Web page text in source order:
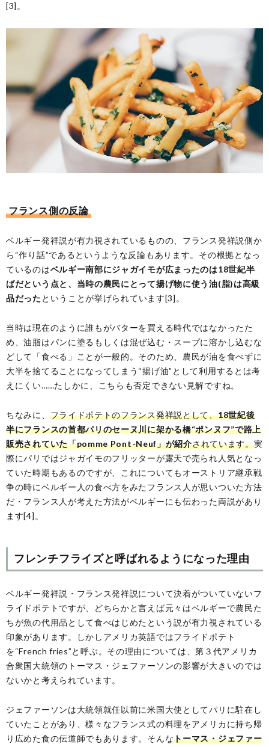
[3]。
フランス側の反論
ベルギー発祥説が有力視されているものの、フランス発祥説側か
ら“作り話”であるというような反論もあります。その根拠となっ
ているのはベルギー南部にジャガイモが広まったのは18世紀半
ばだという点と、当時の農民にとって揚げ物に使う油(脂)は高級
品だった ということが挙げられています[3]。
当時は現在のように誰もがバターを買える時代ではなかったた
め、油脂はパンに塗るもしくは混ぜ込む・スープに溶かし込むな
どして「食べる」ことが一般的。そのため、農民が油を食べずに
大半を捨てることになってしまう“揚げ油”として利用するとは考
えにくい……たしかに、こちらも否定できない見解ですね。
ちなみに、 フライドポテトのフランス発祥説として、18世紀後
半にフランスの首都パリのセーヌ川に架かる橋“ポンヌフ”で路上
販売されていた「pomme Pont-Neuf」が紹介されています。実
際にパリではジャガイモのフリッターが露天で売られ人気となっ
ていた時期もあるのですが、これについてもオーストリア継承戦
争の時にベルギー人の食べ方をみたフランス人が思いついた方法
だ・フランス人が考えた方法がベルギーにも伝わった両説があり
ます[4]。
フレンチフライズと呼ばれるようになった理由
ベルギー発祥説・フランス発祥説について決着がついていないフ
ライドポテトですが、どちらかと言えば元々はベルギーで農民た
ちが魚の代用品として食べはじめたという説が有力視されている
印象があります。しかしアメリカ英語ではフライドポテト
を“French fries”と呼ぶ。その理由については、第３代アメリカ
合衆国大統領のトーマス・ジェファーソンの影響が大きいのでは
ないかと考えられています。
ジェファーソンは大統領就任以前に米国大使としてパリに駐在し
ていたことがあり、様々なフランス式の料理をアメリカに持ち帰
り広めた食の伝道師でもあります。そんなトーマス・ジェファー